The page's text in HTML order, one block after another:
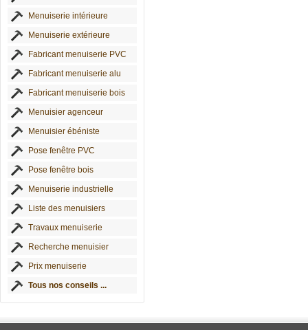
Menuiserie intérieure
Menuiserie extérieure
Fabricant menuiserie PVC
Fabricant menuiserie alu
Fabricant menuiserie bois
Menuisier agenceur
Menuisier ébéniste
Pose fenêtre PVC
Pose fenêtre bois
Menuiserie industrielle
Liste des menuisiers
Travaux menuiserie
Recherche menuisier
Prix menuiserie
Tous nos conseils ...